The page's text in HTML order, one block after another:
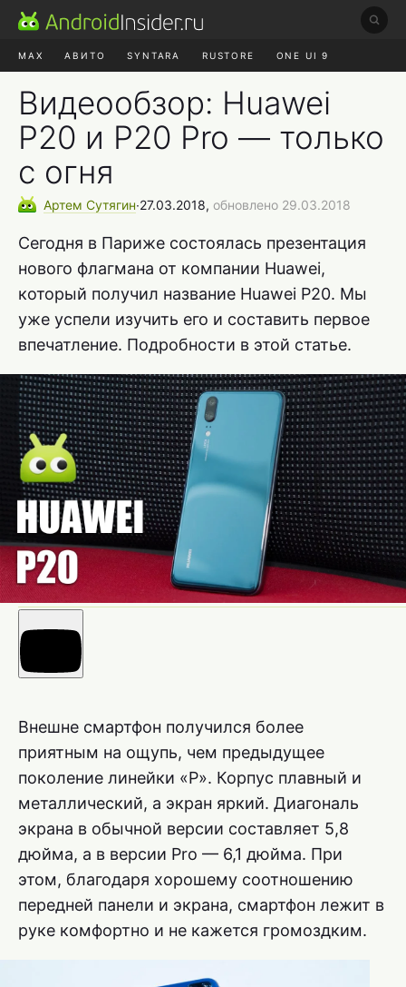
MAX АВИТО SYNTARA RUSTORE ONE UI 9
HYPEROS 4
Видеообзор: Huawei
P20 и P20 Pro — только
с огня
Артем Сутягин∙27.03.2018, обновлено 29.03.2018
Сегодня в Париже состоялась презентация
нового флагмана от компании Huawei,
который получил название Huawei P20. Мы
уже успели изучить его и составить первое
впечатление. Подробности в этой статье.
Внешне смартфон получился более
приятным на ощупь, чем предыдущее
поколение линейки «P». Корпус плавный и
металлический, а экран яркий. Диагональ
экрана в обычной версии составляет 5,8
дюйма, а в версии Pro — 6,1 дюйма. При
этом, благодаря хорошему соотношению
передней панели и экрана, смартфон лежит в
руке комфортно и не кажется громоздким.